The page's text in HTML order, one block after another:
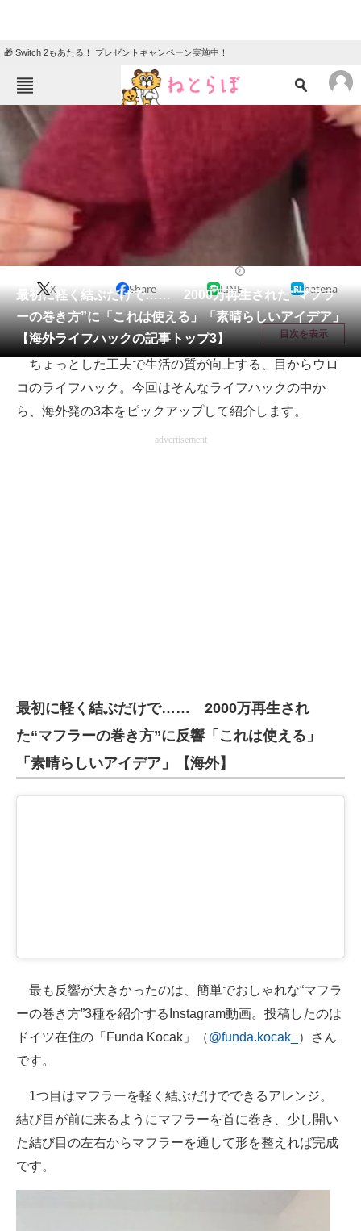
🎁 Switch 2もあたる！ プレゼントキャンペーン実施中！
ねとらぼメニュー
グルメ
住まい 教育・育児
会員記事
メディア
注目記事を集めた総合ページ
ITの今と未来を見通す
ITエンジニア向け専門サイト
企業向けIT製品の総合サイト
IT製品の技術・比較・事例
建設×テクノロジーの最前線
ちょっと気になるネットの話題
最初に軽く結ぶだけで…… 2000万再生された“マフラ
ーの巻き方”に「これは使える」「素晴らしいアイデア」
【海外ライフハックの記事トップ3】
X Share LINE hatena
目次を表示
ちょっとした工夫で生活の質が向上する、目からウロ
コのライフハック。今回はそんなライフハックの中か
ら、海外発の3本をピックアップして紹介します。
advertisement
最初に軽く結ぶだけで…… 2000万再生され
た“マフラーの巻き方”に反響「これは使える」
「素晴らしいアイデア」【海外】
最も反響が大きかったのは、簡単でおしゃれな“マフラ
ーの巻き方”3種を紹介するInstagram動画。投稿したのは
ドイツ在住の「Funda Kocak」（@funda.kocak_
）さん
です。
1つ目はマフラーを軽く結ぶだけでできるアレンジ。
結び目が前に来るようにマフラーを首に巻き、少し開い
た結び目の左右からマフラーを通して形を整えれば完成
です。